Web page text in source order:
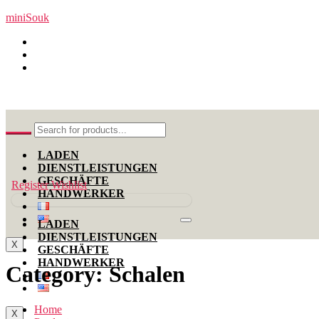
miniSouk
LADEN
DIENSTLEISTUNGEN
GESCHÄFTE
HANDWERKER
X
Register Wishlist
LADEN
DIENSTLEISTUNGEN
GESCHÄFTE
HANDWERKER
X
Category:Schalen
Home